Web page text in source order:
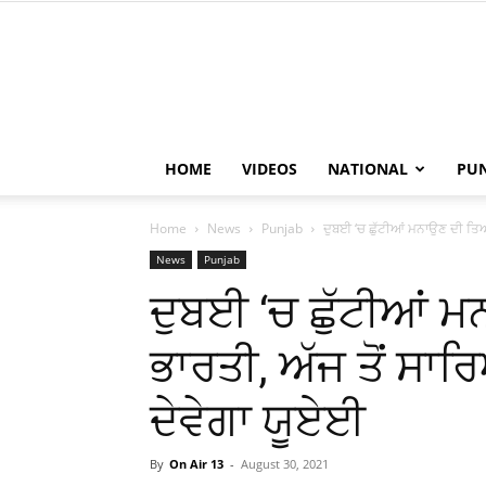
HOME VIDEOS NATIONAL
Home News Punjab ਦੁਬਈ ‘ਚ ਛੁੱਟੀਆਂ ਮਨਾਉਣ ਦੀ
News Punjab
ਦੁਬਈ ‘ਚ ਛੁੱਟੀਆਂ
ਭਾਰਤੀ, ਅੱਜ ਤੋਂ
ਦੇਵੇਗਾ ਯੂਏਈ
By On Air 13 - August 30, 2021